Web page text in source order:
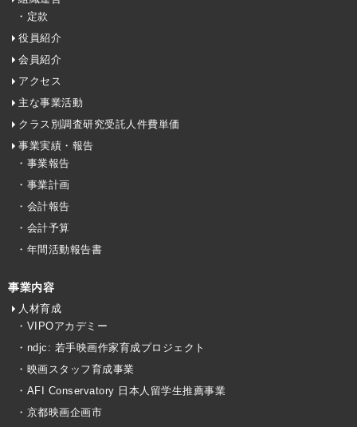
・定款
役員紹介
会員紹介
アクセス
主な事業活動
クラス別調査研究受託人件費単価
事業実績・報告
・事業報告
・事業計画
・会計報告
・会計予算
・年間活動報告書
事業内容
人材育成
・VIPOアカデミー
・ndjc: 若手映画作家育成プロジェクト
・映画スタッフ育成事業
・AFI Conservatory 日本人留学生推薦事業
・京都映画企画市